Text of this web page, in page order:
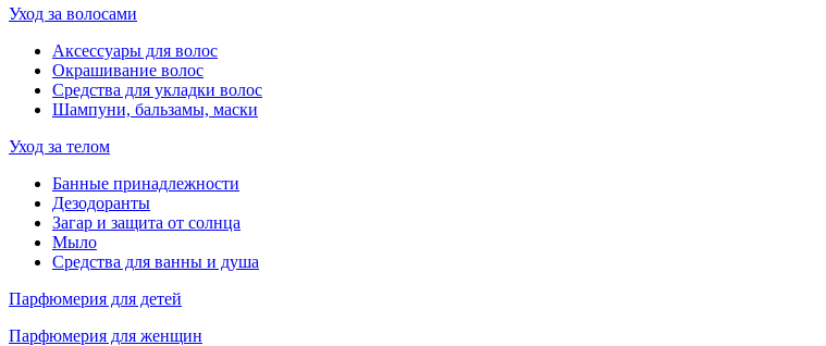
Уход за волосами
Аксессуары для волос
Окрашивание волос
Средства для укладки волос
Шампуни, бальзамы, маски
Уход за телом
Банные принадлежности
Дезодоранты
Загар и защита от солнца
Мыло
Средства для ванны и душа
Парфюмерия для детей
Парфюмерия для женщин